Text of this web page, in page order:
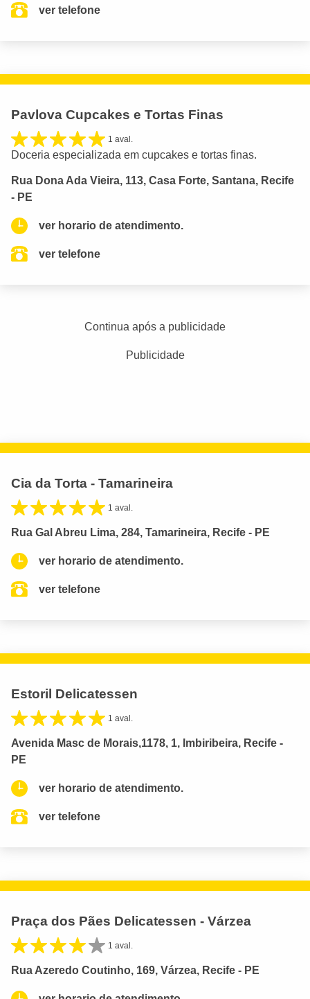
ver telefone
Pavlova Cupcakes e Tortas Finas
1 aval.
Doceria especializada em cupcakes e tortas finas.
Rua Dona Ada Vieira, 113, Casa Forte, Santana, Recife
- PE
ver horario de atendimento.
ver telefone
Continua após a publicidade
Publicidade
Cia da Torta - Tamarineira
1 aval.
Rua Gal Abreu Lima, 284, Tamarineira, Recife - PE
ver horario de atendimento.
ver telefone
Estoril Delicatessen
1 aval.
Avenida Masc de Morais,1178, 1, Imbiribeira, Recife -
PE
ver horario de atendimento.
ver telefone
Praça dos Pães Delicatessen - Várzea
1 aval.
Rua Azeredo Coutinho, 169, Várzea, Recife - PE